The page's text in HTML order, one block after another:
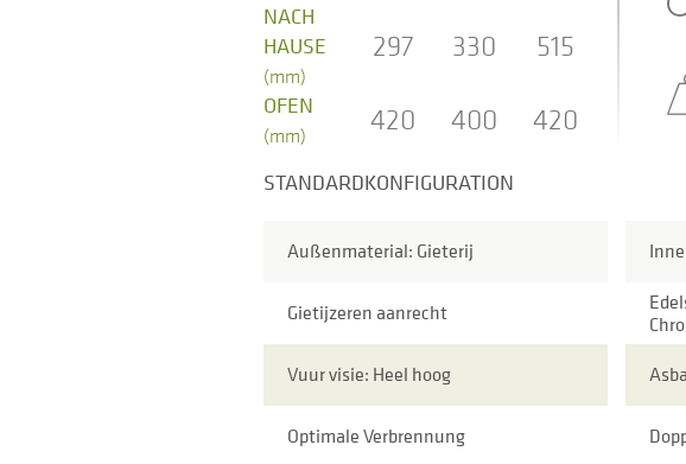
NACH
HAUSE
(mm)
297 330 515
OFEN
(mm) 420 400 420
STANDARDKONFIGURATION
Außenmaterial: Gieterij
Gietijzeren aanrecht
Vuur visie: Heel hoog
Optimale Verbrennung